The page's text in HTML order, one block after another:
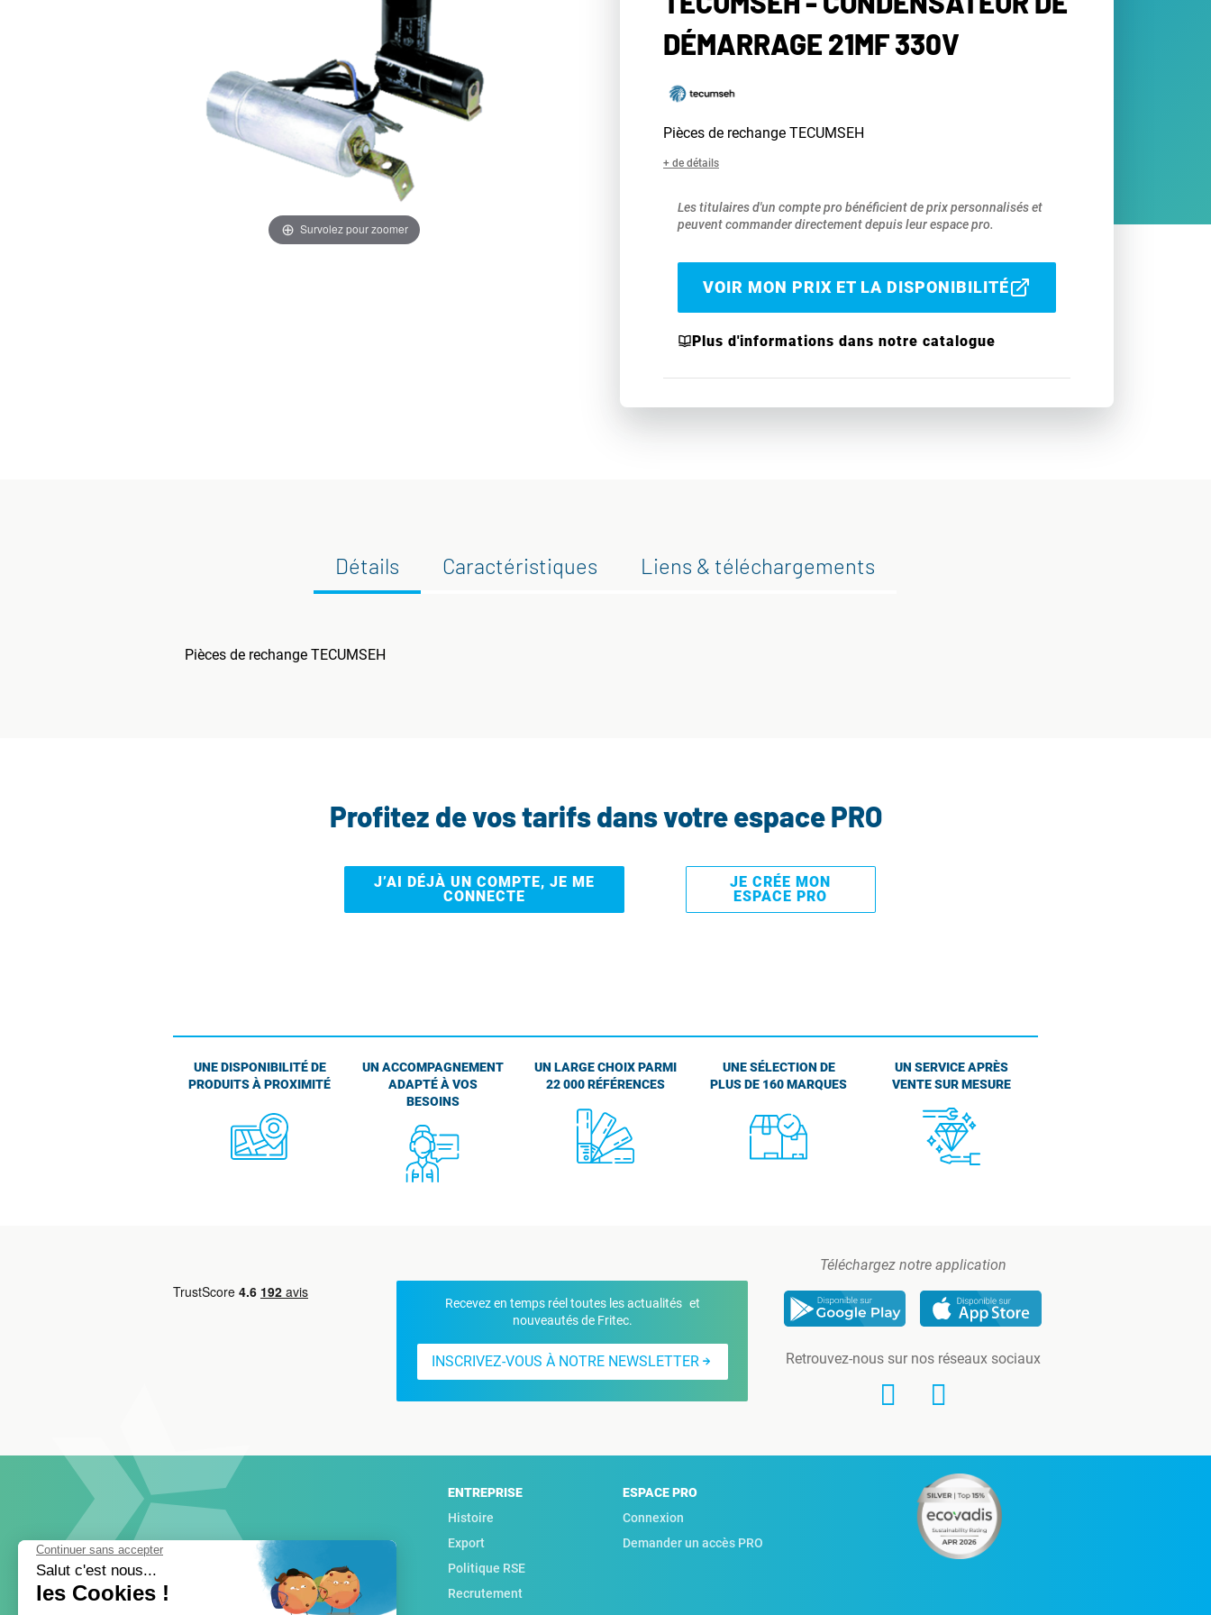
Survolez pour zoomer
DÉMARRAGE 21MF 330V
Pièces de rechange TECUMSEH
+ de détails
Les titulaires d'un compte pro bénéficient de prix personnalisés et
peuvent commander directement depuis leur espace pro.
VOIR MON PRIX ET LA DISPONIBILITÉ
Plus d'informations dans notre catalogue
Détails Caractéristiques Liens & téléchargements
Pièces de rechange TECUMSEH
Profitez de vos tarifs dans votre espace PRO
J’AI DÉJÀ UN COMPTE, JE ME
CONNECTE
JE CRÉE MON
ESPACE PRO
UNE DISPONIBILITÉ DE
PRODUITS À PROXIMITÉ
UN ACCOMPAGNEMENT
ADAPTÉ À VOS
BESOINS
UN LARGE CHOIX PARMI
22 000 RÉFÉRENCES
UNE SÉLECTION DE
PLUS DE 160 MARQUES
UN SERVICE APRÈS
VENTE SUR MESURE
Recevez en temps réel toutes les actualités et
nouveautés de Fritec.
INSCRIVEZ-VOUS À NOTRE NEWSLETTER
Téléchargez notre application
Retrouvez-nous sur nos réseaux sociaux
ENTREPRISE
Histoire
Export
Politique RSE
Recrutement
ESPACE PRO
Connexion
Demander un accès PRO